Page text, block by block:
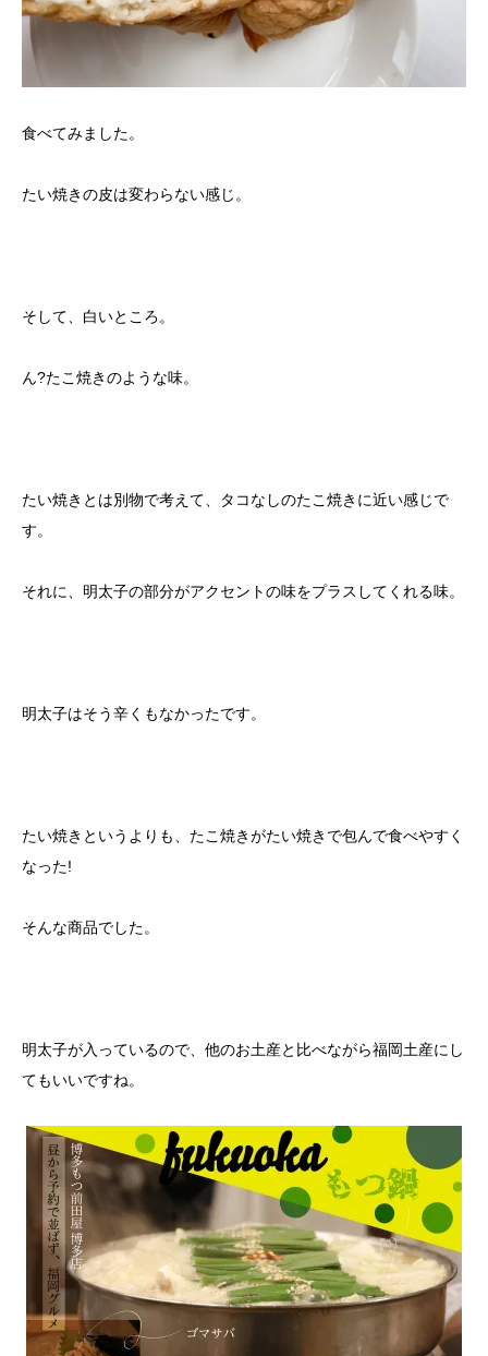
食べてみました。
たい焼きの皮は変わらない感じ。
そして、白いところ。
ん?たこ焼きのような味。
たい焼きとは別物で考えて、タコなしのたこ焼きに近い感じで
す。
それに、明太子の部分がアクセントの味をプラスしてくれる味。
明太子はそう辛くもなかったです。
たい焼きというよりも、たこ焼きがたい焼きで包んで食べやすく
なった!
そんな商品でした。
明太子が入っているので、他のお土産と比べながら福岡土産にし
てもいいですね。